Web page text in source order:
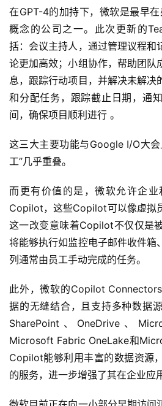
在GPT-4的加持下，微软是最早
概念的公司之一。此次更新的
括：会议主持人，通过管理议程和
论更加高效；小组协作，帮助团队
息，跟踪行动项目，并解决未解决
和分配任务，跟踪截止日期，通
间，确保项目顺利进行 。
这三大主要功能与Google I/O大
工”几乎重叠。
而更有价值的是，微软允许企
Copilot，这些Copilot可以像虚拟
这一改变意味着Copilot不仅仅是
将能够执行如监控电子邮件收件箱
列通常由员工手动完成的任务。
此外，微软的Copilot
据的无缝结合，且支持多种数据
SharePoint、OneDrive、
Microsoft Fabric OneLake和
Copilot能够利用丰富的数据资源
的服务，进一步增强了其在企业应